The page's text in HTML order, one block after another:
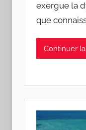
exergue la
que
Continuer